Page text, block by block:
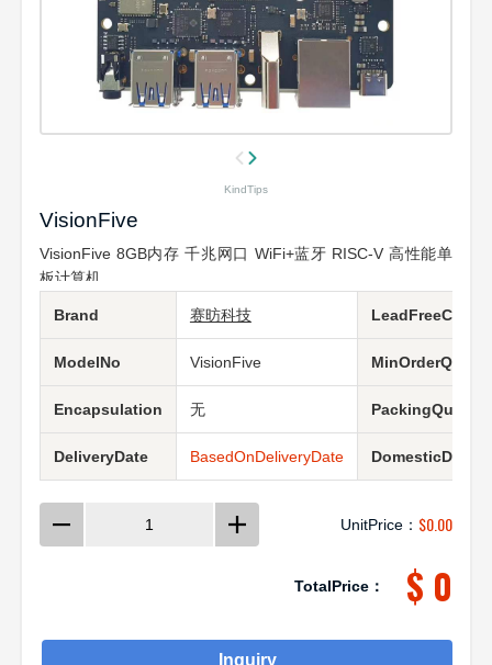
KindTips
VisionFive
VisionFive 8GB内存 千兆网口 WiFi+蓝牙 RISC-V 高性能单
板计算机
Brand 赛昉科技
ModelNo VisionFive
Encapsulation 无
DeliveryDate BasedOnDeliveryDate
UnitPrice： $0.00
TotalPrice： $ 0
Inquiry